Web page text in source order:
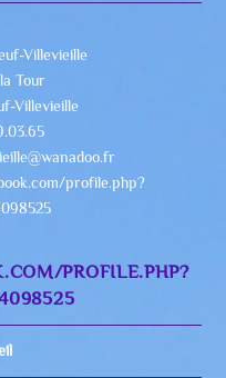
Villevieille
Tour
Villevieille
profile.php?
PROFILE.PHP?